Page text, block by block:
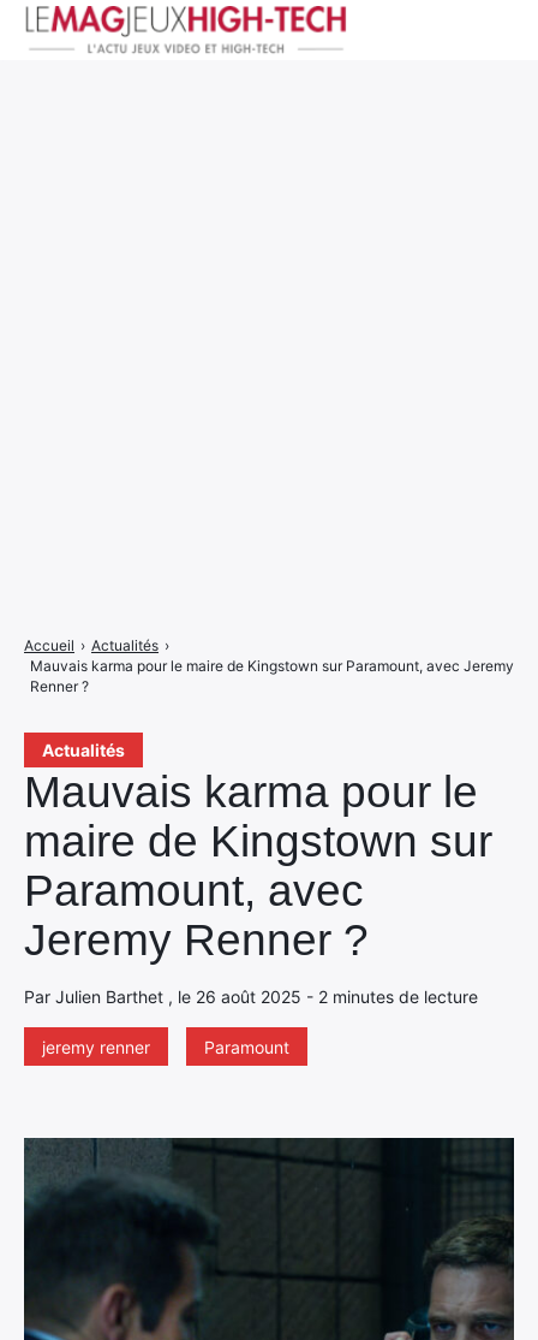
Actualités
Mauvais karma pour le
maire de Kingstown sur
Paramount, avec
Jeremy Renner ?
Par Julien Barthet , le 26 août 2025 - 2 minutes de lecture
jeremy renner Paramount
Accueil › Actualités ›
Mauvais karma pour le maire de Kingstown sur Paramount, avec Jeremy
Renner ?